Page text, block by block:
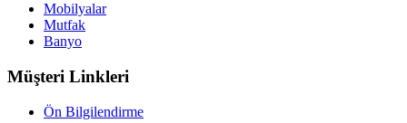
Mobilyalar
Mutfak
Banyo
Müşteri Linkleri
Ön Bilgilendirme